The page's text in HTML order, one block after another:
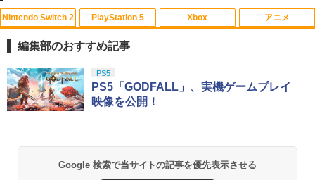
Nintendo Switch 2
1
コード版
スプラトゥーン レイダース -Switch2
PlayStation 5
1
日本語専用 Console Language: Japan
ese only (CFI-2200B01)
Xbox
1
ラー + USB-C® ケーブル
Xbox プリペイドカード 5,000円 デジタ
アニメ
1
第三章 蛇神 (Amazon.co.jp限定オリジ
ナル三方背収納ケース付きコレクション)
(オリジナル特典:オリジナル巾着＋メー
ボード付) [Blu-ray]
￥10,780
編集部のおすすめ記事
PS5
PS5「GODFALL」、実機ゲームプレイ
映像を公開！
Google 検索で当サイトの記事を優先表示させる